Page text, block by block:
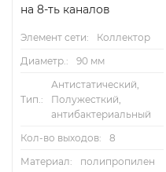
на 8-ть каналов
Элемент сети:
Коллектор
Диаметр.:
90 мм
Тип.:
Антистатический,
Полужесткий,
антибактериальный
Кол-во выходов:
8
Материал:
полипропилен